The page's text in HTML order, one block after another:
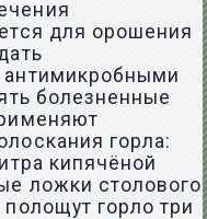
для орошения
антимикробными
болезненные
горла:
кипячёной
ложки столового
горло три